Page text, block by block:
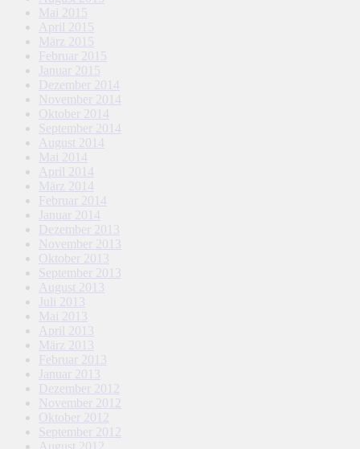
Mai 2015
April 2015
März 2015
Februar 2015
Januar 2015
Dezember 2014
November 2014
Oktober 2014
September 2014
August 2014
Mai 2014
April 2014
März 2014
Februar 2014
Januar 2014
Dezember 2013
November 2013
Oktober 2013
September 2013
August 2013
Juli 2013
Mai 2013
April 2013
März 2013
Februar 2013
Januar 2013
Dezember 2012
November 2012
Oktober 2012
September 2012
August 2012